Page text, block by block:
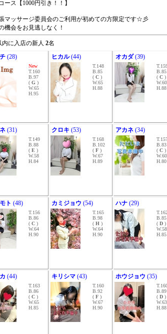
ース【1000円引き！！】
マッサージ委員会のご利用が初めての方限定です☆彡
機会をお見逃しなく！
内に入店の新人 2名
(28)
New
T.160
B.97
( G )
W.65
H.95
ヒカル(44)
T.148
B.85
( C )
W.65
H.88
オカダ(39)
B.85
( C )
W.60
H.88
(31)
T.149
B.88
( E )
W.58
H.84
クロキ (53)
T.168
B.102
( F )
W.67
H.89
アカネ (34)
B.83
( C )
W.60
H.80
ト (48)
T.156
B.86
( C )
W.64
H.90
カミジョウ (54)
T.165
B.98
( H )
W.64
H.90
ハナ (29)
B.85
( D )
W.58
H.85
(44)
T.163
B.86
( C )
W.65
H.85
キリシマ (43)
T.160
B.92
( F )
W.67
H.90
ホウジョウ (35)
B.89
( D )
W.63
H.88